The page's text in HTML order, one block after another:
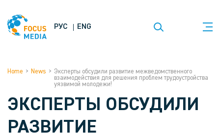
РУС ENG
Home > News > Эксперты обсудили развитие межведомственного
взаимодействия для решения проблем трудоустройства
уязвимой молодежи!
ЭКСПЕРТЫ ОБСУДИЛИ
РАЗВИТИЕ